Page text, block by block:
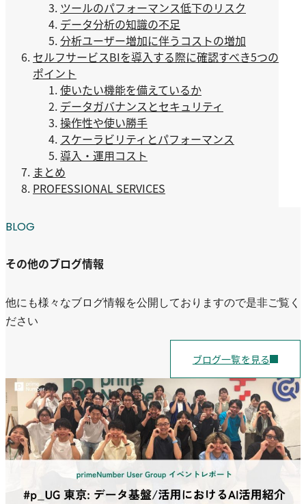
ツールのパフォーマンス低下のリスク
データ分析の知識の不足
分析ユーザー増加に伴うコストの増加
セルフサービスBIを導入する際に確認すべき5つの
ポイント
使いたい機能を備えているか
データガバナンスとセキュリティ
操作性や使い勝手
スケーラビリティとパフォーマンス
導入・運用コスト
まとめ
PROFESSIONAL SERVICES
BLOG
その他のブログ情報
他にも様々なブログ情報を公開しておりますので是非ご覧く
ださい
ブログ一覧を見る